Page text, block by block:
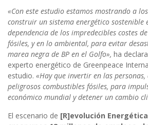
«Con este estudio estamos mostrando a
construir un sistema energético sostenible
dependencia de los impredecibles costes
fósiles, y en lo ambiental, para evitar
marea negra de BP en el Golfo», ha
experto energético de Greenpeace
estudio. «Hay que invertir en las personas,
peligrosos combustibles fósiles, para
económico mundial y detener un cambio
El escenario de [R]evolución